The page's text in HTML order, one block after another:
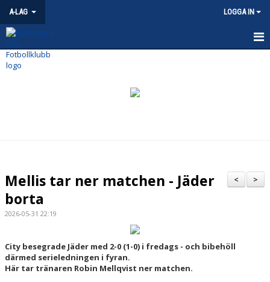
A-LAG LOGGA IN
HEM
BILDGALLERI
DOKUMENT
KONTAKT
>
<
Mellis tar ner matchen - Jäder
borta
2026-05-31 22:19
City besegrade Jäder med 2-0 (1-0) i fredags - och bibehöll
därmed serieledningen i fyran.
Här tar tränaren Robin Mellqvist ner matchen.